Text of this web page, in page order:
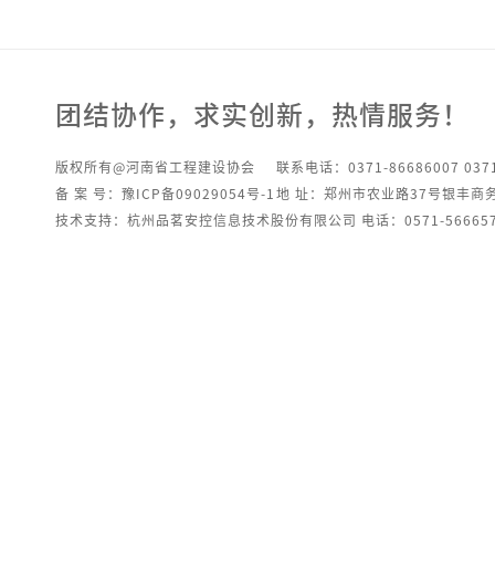
团结协作，求实创新，热情服务！
版权所有@河南省工程建设协会
联系电话：0371-86686007
备 案 号：豫ICP备09029054号-1 地 址：郑州市农业路37号银丰商
技术支持：杭州品茗安控信息技术股份有限公司 电话：0571-